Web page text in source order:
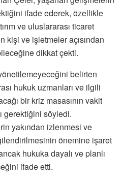
ifade ederek, özellikle
ve uluslararası ticaret
kişi ve işletmeler açısından
dikkat çekti.
belirten
hukuk uzmanları ve ilgili
bir kriz masasının vakit
gerektiğini söyledi.
yakından izlenmesi ve
önemine işaret
hukuka dayalı ve planlı
ifade etti.